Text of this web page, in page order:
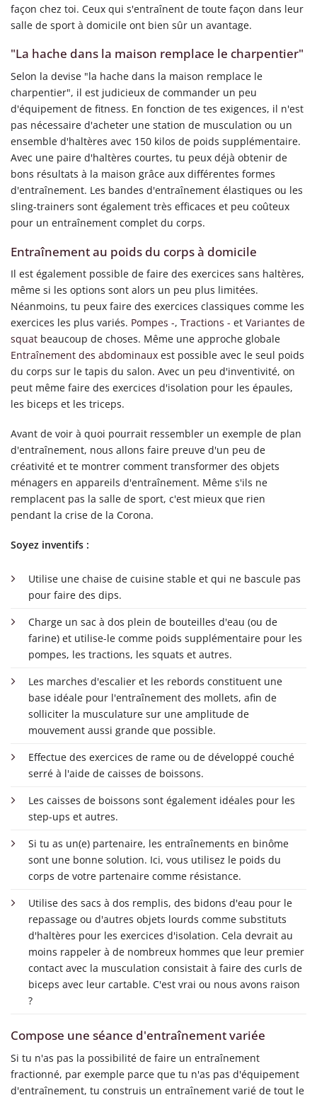
façon chez toi. Ceux qui s'entraînent de toute façon dans leur
salle de sport à domicile ont bien sûr un avantage.
"La hache dans la maison remplace le charpentier"
Selon la devise "la hache dans la maison remplace le
charpentier", il est judicieux de commander un peu
d'équipement de fitness. En fonction de tes exigences, il n'est
pas nécessaire d'acheter une station de musculation ou un
ensemble d'haltères avec 150 kilos de poids supplémentaire.
Avec une paire d'haltères courtes, tu peux déjà obtenir de
bons résultats à la maison grâce aux différentes formes
d'entraînement. Les bandes d'entraînement élastiques ou les
sling-trainers sont également très efficaces et peu coûteux
pour un entraînement complet du corps.
Entraînement au poids du corps à domicile
Il est également possible de faire des exercices sans haltères,
même si les options sont alors un peu plus limitées.
Néanmoins, tu peux faire des exercices classiques comme les
exercices les plus variés. Pompes -, Tractions - et Variantes de
squat beaucoup de choses. Même une approche globale
Entraînement des abdominaux est possible avec le seul poids
du corps sur le tapis du salon. Avec un peu d'inventivité, on
peut même faire des exercices d'isolation pour les épaules,
les biceps et les triceps.
Avant de voir à quoi pourrait ressembler un exemple de plan
d'entraînement, nous allons faire preuve d'un peu de
créativité et te montrer comment transformer des objets
ménagers en appareils d'entraînement. Même s'ils ne
remplacent pas la salle de sport, c'est mieux que rien
pendant la crise de la Corona.
Soyez inventifs :
Utilise une chaise de cuisine stable et qui ne bascule pas
pour faire des dips.
Charge un sac à dos plein de bouteilles d'eau (ou de
farine) et utilise-le comme poids supplémentaire pour les
pompes, les tractions, les squats et autres.
Les marches d'escalier et les rebords constituent une
base idéale pour l'entraînement des mollets, afin de
solliciter la musculature sur une amplitude de
mouvement aussi grande que possible.
Effectue des exercices de rame ou de développé couché
serré à l'aide de caisses de boissons.
Les caisses de boissons sont également idéales pour les
step-ups et autres.
Si tu as un(e) partenaire, les entraînements en binôme
sont une bonne solution. Ici, vous utilisez le poids du
corps de votre partenaire comme résistance.
Utilise des sacs à dos remplis, des bidons d'eau pour le
repassage ou d'autres objets lourds comme substituts
d'haltères pour les exercices d'isolation. Cela devrait au
moins rappeler à de nombreux hommes que leur premier
contact avec la musculation consistait à faire des curls de
biceps avec leur cartable. C'est vrai ou nous avons raison
?
Compose une séance d'entraînement variée
Si tu n'as pas la possibilité de faire un entraînement
fractionné, par exemple parce que tu n'as pas d'équipement
d'entraînement, tu construis un entraînement varié de tout le